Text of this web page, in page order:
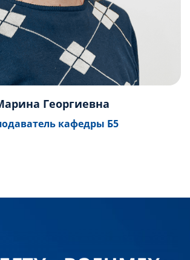
Георгиевна
кафедры Б5